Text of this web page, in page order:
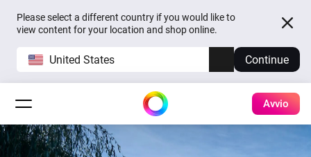
Please select a different country if you would like to
view content for your location and shop online.
United States Continue
Avvio